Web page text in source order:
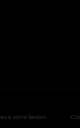
à votre besoin